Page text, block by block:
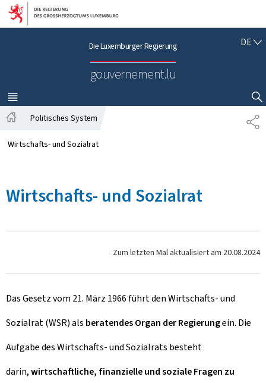
Zur Hauptnavigation
Zum Inhalt
Die Luxemburger Regierung
gouvernement.lu
DED
S
C
H
MENÜ
HAUPT-
SUCHFLED ANZEIGEN / SCHLIESSEN
T
E
t
s
e
t
Politisches System
Wirtschafts- und Sozialrat
Wirtschafts- und Sozialrat
Zum letzten Mal aktualisiert am 20.08.2024
Das Gesetz vom 21. März 1966 führt den Wirtschafts- und
Sozialrat (WSR) als beratendes Organ der Regierungein. Die
Aufgabe des Wirtschafts- und Sozialrats besteht
darin,wirtschaftliche, finanzielle und soziale Fragen zu